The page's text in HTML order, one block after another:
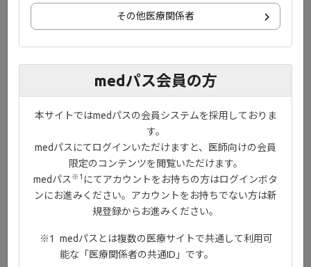
本動画でご紹介している資材
その他医療関係者
medパス会員の方
本サイトではmedパスの会員システムを採用しておりま
す。
medパスにてログインいただけますと、医師向けの会員
限定のコンテンツを閲覧いただけます。
medパス※1 にてアカウントをお持ちの方はログインボタ
ンにお進みください。アカウントをお持ちでない方は新
規登録からお進みください。
medパスとは複数の医療サイトで共通して利用可
能な「医療関係者の共通ID」です。